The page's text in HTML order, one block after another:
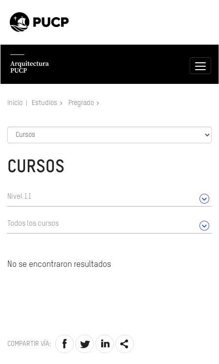
Inicio Estudios Pregrado
CURSOS
Nivel 11
Todos los cursos
No se encontraron resultados
COMPARTIR VÍA: